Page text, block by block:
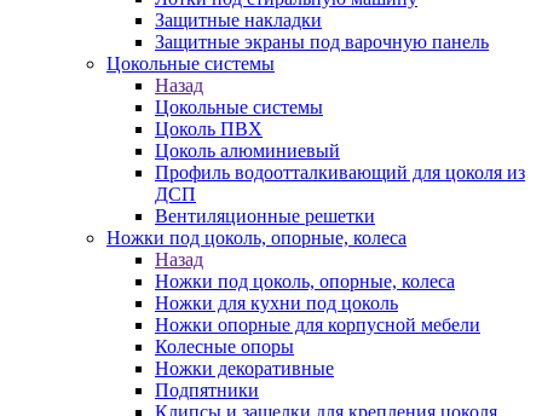
Защитные накладки
Защитные экраны под варочную панель
Цокольные системы
Назад
Цокольные системы
Цоколь ПВХ
Цоколь алюминиевый
Профиль водоотталкивающий для цоколя из
ДСП
Вентиляционные решетки
Ножки под цоколь, опорные, колеса
Назад
Ножки под цоколь, опорные, колеса
Ножки для кухни под цоколь
Ножки опорные для корпусной мебели
Колесные опоры
Ножки декоративные
Подпятники
Клипсы и защелки для крепления цоколя